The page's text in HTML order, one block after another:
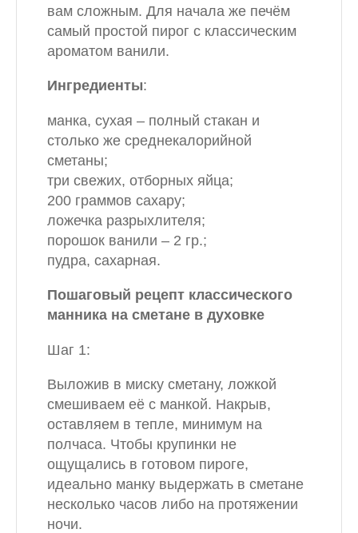
вам сложным. Для начала же печём
самый простой пирог с классическим
ароматом ванили.
Ингредиенты:
манка, сухая – полный стакан и
столько же среднекалорийной
сметаны;
три свежих, отборных яйца;
200 граммов сахару;
ложечка разрыхлителя;
порошок ванили – 2 гр.;
пудра, сахарная.
Пошаговый рецепт классического
манника на сметане в духовке
Шаг 1:
Выложив в миску сметану, ложкой
смешиваем её с манкой. Накрыв,
оставляем в тепле, минимум на
полчаса. Чтобы крупинки не
ощущались в готовом пироге,
идеально манку выдержать в сметане
несколько часов либо на протяжении
ночи.